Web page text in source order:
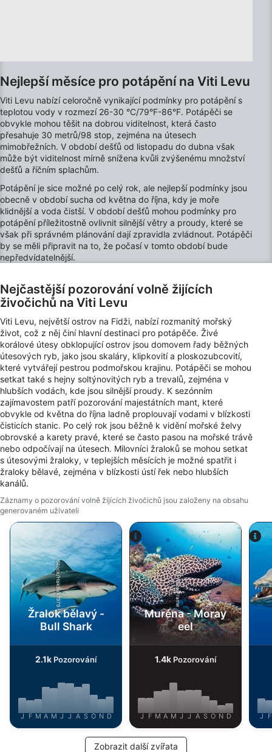
Nejlepší měsíce pro potápění na Viti Levu
Viti Levu nabízí celoročně vynikající podmínky pro potápění s
teplotou vody v rozmezí 26-30 °C/79°F-86°F. Potápěči se
obvykle mohou těšit na dobrou viditelnost, která často
přesahuje 30 metrů/98 stop, zejména na útesech
mimobřežních. V období dešťů od listopadu do dubna však
může být viditelnost mírně snížena kvůli zvýšenému množství
dešťů a říčním splachům.
Potápění je sice možné po celý rok, ale nejlepší podmínky jsou
obecně v období sucha od května do října, kdy je moře
klidnější a voda čistší. V období dešťů mohou podmínky pro
potápění příležitostně ovlivnit silnější větry a proudy, které se
však při správném plánování dají zpravidla zvládnout. Potápěči
by se měli připravit na to, že počasí v tomto období bude
nepředvídatelnější.
Nejčastější pozorování volně žijících
živočichů na Viti Levu
Viti Levu, největší ostrov na Fidži, nabízí rozmanitý mořský
život, což z něj činí hlavní destinaci pro potápěče. Živé
korálové útesy obklopující ostrov jsou domovem řady běžných
útesových ryb, jako jsou skaláry, klipkovití a ploskozubcovití,
které vytvářejí pestrou podmořskou krajinu. Potápěči se mohou
setkat také s hejny soltýnovitých ryb a trevalů, zejména v
hlubších vodách, kde jsou silnější proudy. K sezónním
zajímavostem patří pozorování majestátních mant, které
obvykle od května do října ladně proplouvají vodami v blízkosti
čisticích stanic. Po celý rok jsou běžně k vidění mořské želvy
obrovské a karety pravé, které se často pasou na mořské trávě
nebo odpočívají na útesech. Milovníci žraloků se mohou setkat
s útesovými žraloky, v teplejších měsících je možné spatřit i
žraloky bělavé, zejména v blízkosti ústí řek nebo hlubších
kanálů.
Záznamy o pozorování volně žijících živočichů jsou založeny na obsahu
generovaném uživateli
iStock/HakBak1979
Žralok bělavý -
Bull Shark
2.1k Pozorování
J F M A M J J A S O N D
Alamy-WaterFrame
Muréna - Moray
eel
1.4k Pozorování
J F M A M J J A S O N D J F
Zobrazit další zvířata
vyžádaných informací
Účely zpracování, které nesouvisejí s IAB:
Nezbytné
Výkon
Funkční